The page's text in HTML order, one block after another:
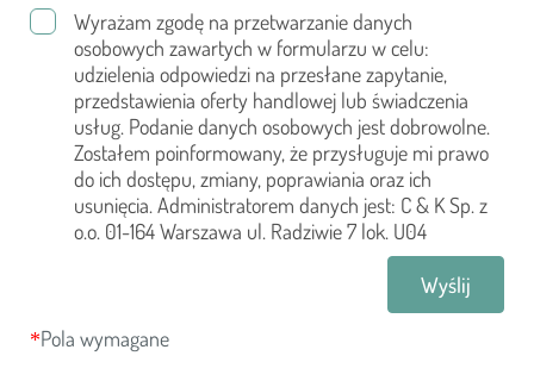
Program edukacji przedszkolnej
Cennik
Ramowy plan dnia
Dni wolne od zajęć edukacyjnych
Punkt Przedszkolny
Wyrażam zgodę na przetwarzanie danych
osobowych zawartych w formularzu w celu:
udzielenia odpowiedzi na przesłane zapytanie,
przedstawienia oferty handlowej lub świadczenia
usług. Podanie danych osobowych jest dobrowolne.
Zostałem poinformowany, że przysługuje mi prawo
do ich dostępu, zmiany, poprawiania oraz ich
usunięcia. Administratorem danych jest: C & K Sp. z
o.o. 01-164 Warszawa ul. Radziwie 7 lok. U04
Wyślij
Pola wymagane